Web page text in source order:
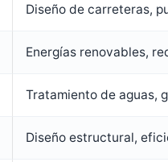
Diseño de carreteras,
Energías renovables,
Tratamiento de aguas,
Diseño estructural,